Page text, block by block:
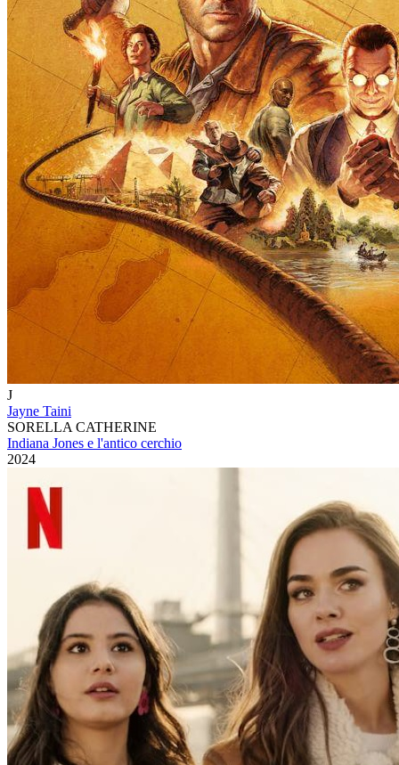
J
Jayne Taini
SORELLA CATHERINE
Indiana Jones e l'antico cerchio
2024